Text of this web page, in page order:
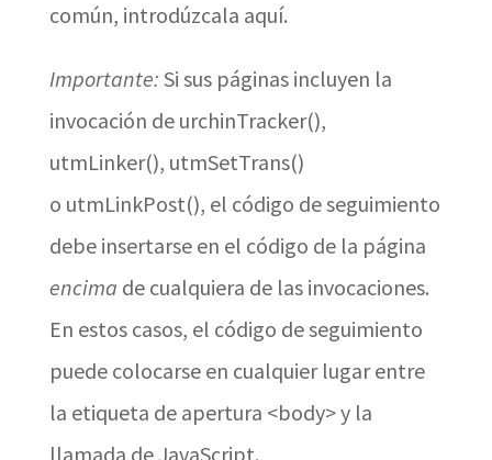
común, introdúzcala aquí.
Importante: Si sus páginas incluyen la
invocación de urchinTracker(),
utmLinker(), utmSetTrans()
o utmLinkPost(), el código de seguimiento
debe insertarse en el código de la página
encima de cualquiera de las invocaciones.
En estos casos, el código de seguimiento
puede colocarse en cualquier lugar entre
la etiqueta de apertura <body> y la
llamada de JavaScript.